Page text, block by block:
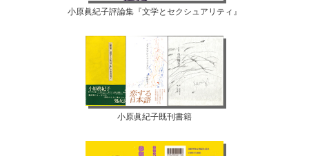
小原眞紀子評論集『文学とセクシュアリティ』
小原眞紀子既刊書籍